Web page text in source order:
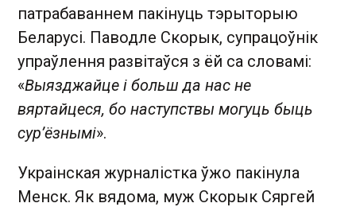
патрабаваннем пакінуць тэрыторыю
Беларусі. Паводле Скорык, супрацоўнік
упраўлення развітаўся з ёй са словамі:
«Выязджайце і больш да нас не
вяртайцеся, бо наступствы могуць быць
сур’ёзнымі».
Украінская журналістка ўжо пакінула
Менск. Як вядома, муж Скорык Сяргей